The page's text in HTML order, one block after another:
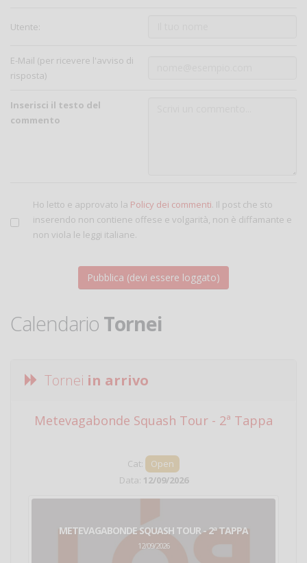
Utente:
E-Mail (per ricevere l'avviso di
risposta)
Inserisci il testo del
commento
Ho letto e approvato la Policy dei commenti. Il post che sto
inserendo non contiene offese e volgarità, non è diffamante e
non viola le leggi italiane.
Calendario Tornei
Tornei in arrivo
Metevagabonde Squash Tour - 2ª Tappa
Cat:
Open
Data: 12/09/2026
METEVAGABONDE SQUASH TOUR - 2ª TAPPA
12/09/2026